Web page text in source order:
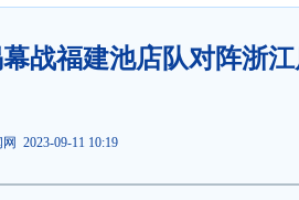
战福建池店队对阵浙江
2023-09-11 10:19